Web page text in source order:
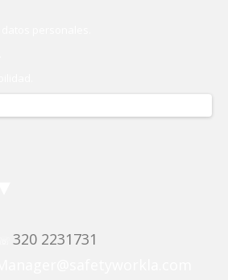
320 2231731